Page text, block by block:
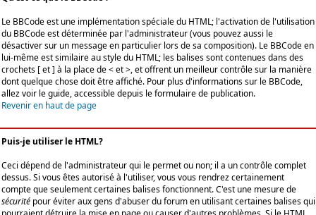
Le BBCode est une implémentation spéciale du HTML; l'activation de l'utilisation
du BBCode est déterminée par l'administrateur (vous pouvez aussi le
désactiver sur un message en particulier lors de sa composition). Le BBCode en
lui-même est similaire au style du HTML; les balises sont contenues dans des
crochets [ et ] à la place de < et >, et offrent un meilleur contrôle sur la manière
dont quelque chose doit être affiché. Pour plus d'informations sur le BBCode,
allez voir le guide, accessible depuis le formulaire de publication.
Revenir en haut de page
Puis-je utiliser le HTML?
Ceci dépend de l'administrateur qui le permet ou non; il a un contrôle complet
dessus. Si vous êtes autorisé à l'utiliser, vous vous rendrez certainement
compte que seulement certaines balises fonctionnent. C'est une mesure de
sécurité pour éviter aux gens d'abuser du forum en utilisant certaines balises qui